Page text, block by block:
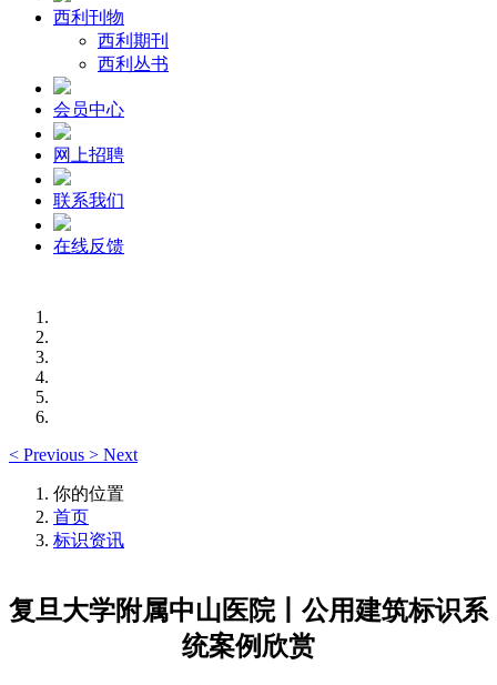
西利刊物
西利期刊
西利丛书
会员中心
网上招聘
联系我们
在线反馈
< Previous > Next
你的位置
首页
标识资讯
复旦大学附属中山医院丨公用建筑标识系
统案例欣赏